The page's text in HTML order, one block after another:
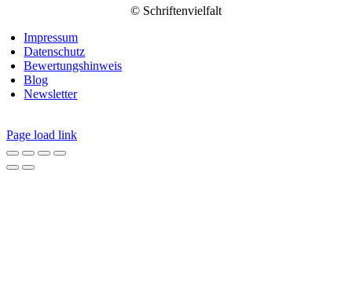
© Schriftenvielfalt
Impressum
Datenschutz
Bewertungshinweis
Blog
Newsletter
Page load link